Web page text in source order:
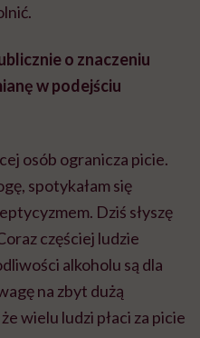
o znaczeniu
w podejściu
osób ogranicza picie.
spotykałam się
Dziś słyszę
częściej ludzie
alkoholu są dla
na zbyt dużą
wielu ludzi płaci za picie